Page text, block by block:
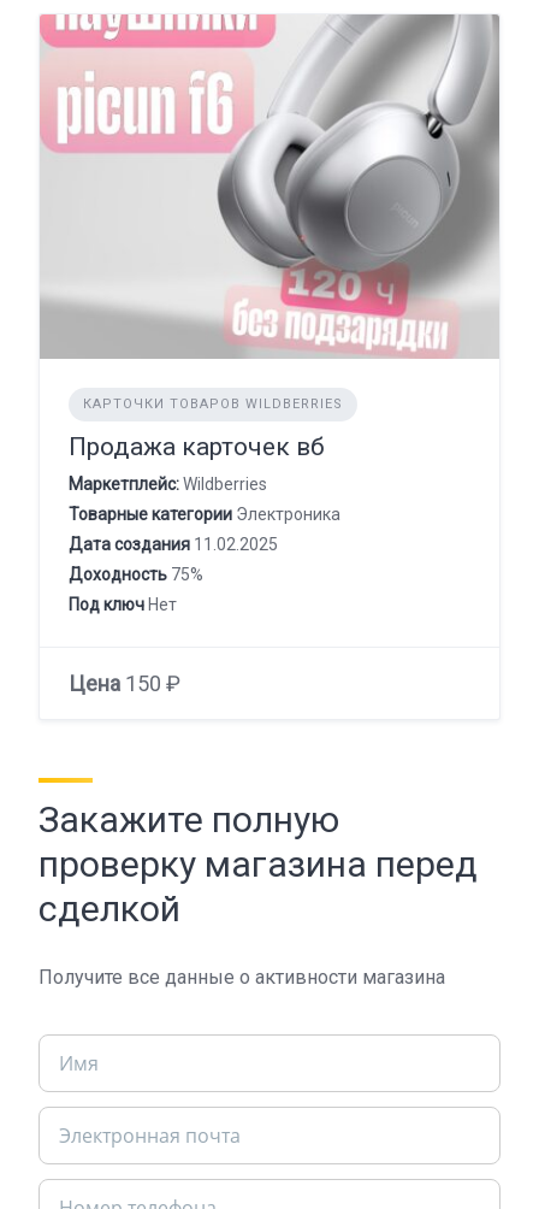
КАРТОЧКИ ТОВАРОВ WILDBERRIES
Продажа карточек вб
Маркетплейс:Wildberries
Товарные категории Электроника
Дата создания 11.02.2025
Доходность 75%
Под ключ Нет
Цена 150 ₽
Закажите полную
проверку магазина перед
сделкой
Получите все данные о активности магазина